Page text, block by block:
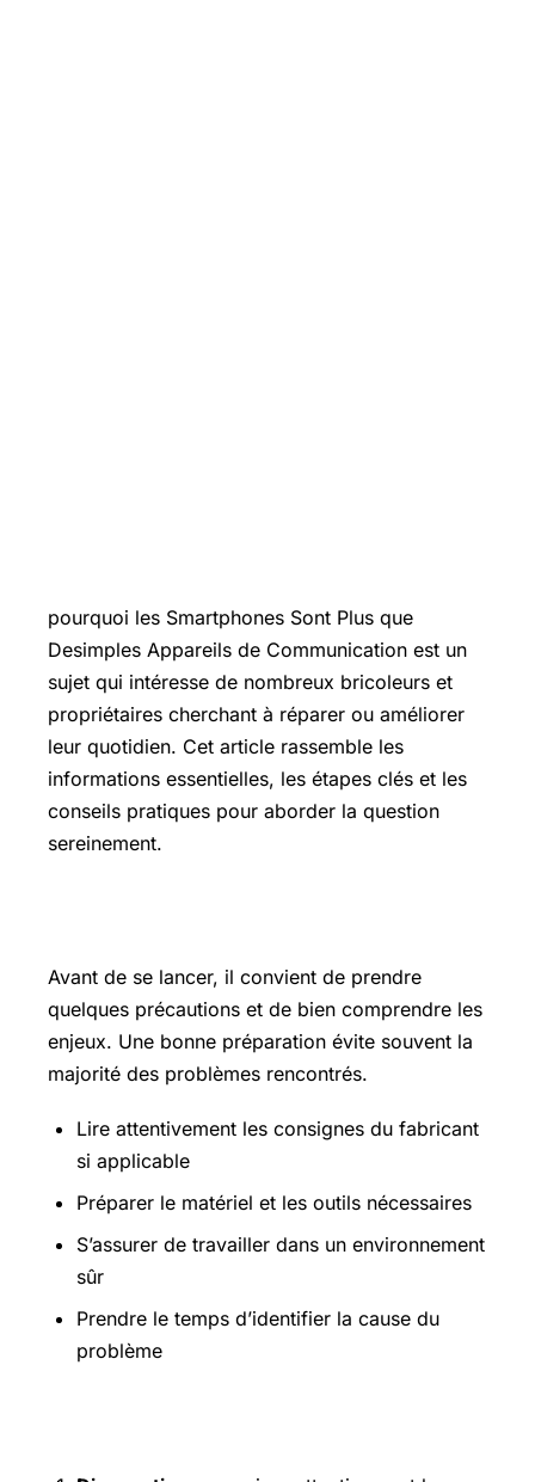
pourquoi les Smartphones Sont Plus que
Desimples Appareils de Communication est un
sujet qui intéresse de nombreux bricoleurs et
propriétaires cherchant à réparer ou améliorer
leur quotidien. Cet article rassemble les
informations essentielles, les étapes clés et les
conseils pratiques pour aborder la question
sereinement.
Avant de se lancer, il convient de prendre
quelques précautions et de bien comprendre les
enjeux. Une bonne préparation évite souvent la
majorité des problèmes rencontrés.
Lire attentivement les consignes du fabricant
si applicable
Préparer le matériel et les outils nécessaires
S’assurer de travailler dans un environnement
sûr
Prendre le temps d’identifier la cause du
problème